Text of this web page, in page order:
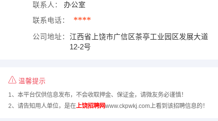
联系人： 办公室
联系电话： ****
公司地址：
江西省上饶市广信区茶亭工业园区发展大道
12-2号
温馨提示
1、本平台仅供信息发布，不会收取押金、保证金，请微友务必谨慎！
2、请告知用人单位，是在上饶招聘网www.ckpwkj.com上看到该招聘信息的！